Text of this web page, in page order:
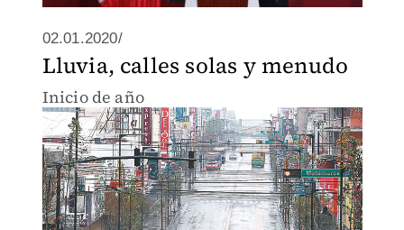
02.01.2020/
Lluvia, calles solas y menudo
Inicio de año